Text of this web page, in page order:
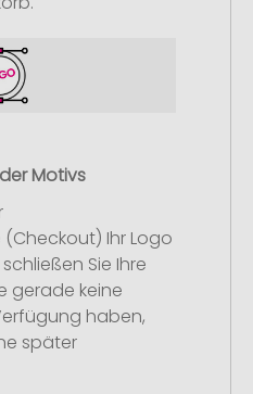
Motivs
Ihr Logo
Sie Ihre
gerade keine
haben,
später